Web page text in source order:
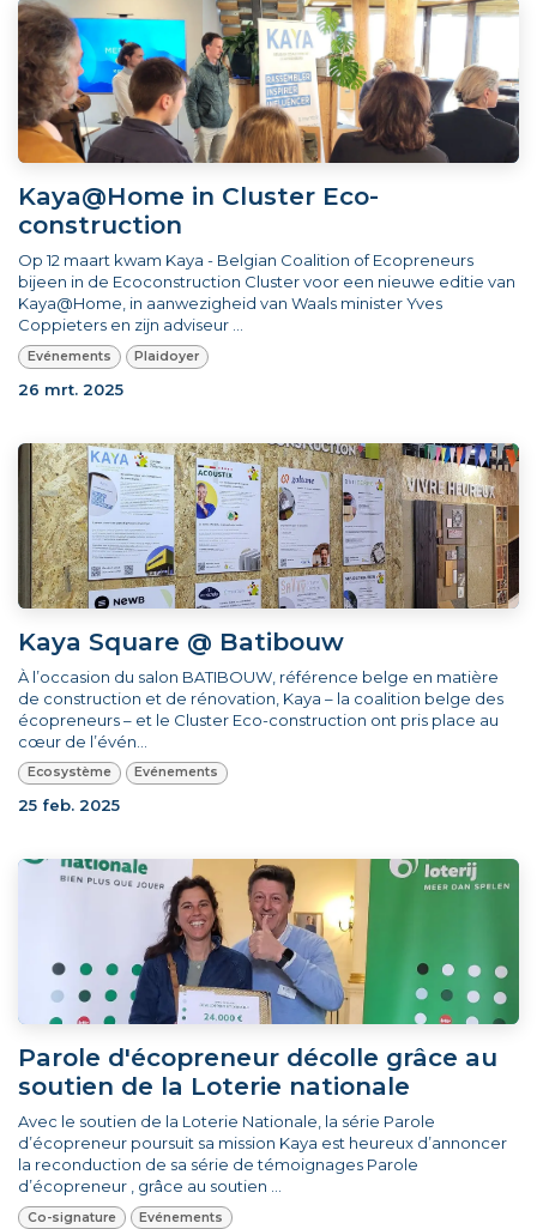
Kaya@Home in Cluster Eco-
construction
Op 12 maart kwam Kaya - Belgian Coalition of Ecopreneurs
bijeen in de Ecoconstruction Cluster voor een nieuwe editie van
Kaya@Home, in aanwezigheid van Waals minister Yves
Coppieters en zijn adviseur ...
Evénements Plaidoyer
26 mrt. 2025
Kaya Square @ Batibouw
À l’occasion du salon BATIBOUW, référence belge en matière
de construction et de rénovation, Kaya – la coalition belge des
écopreneurs – et le Cluster Eco-construction ont pris place au
cœur de l’évén...
Ecosystème Evénements
25 feb. 2025
Parole d'écopreneur décolle grâce au
soutien de la Loterie nationale
Avec le soutien de la Loterie Nationale, la série Parole
d’écopreneur poursuit sa mission Kaya est heureux d’annoncer
la reconduction de sa série de témoignages Parole
d’écopreneur , grâce au soutien ...
Co-signature Evénements